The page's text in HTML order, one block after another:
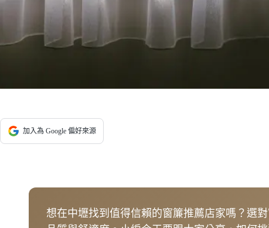
加入為 Google 偏好來源
想在中壢找到值得信賴的窗簾推薦店家嗎？選